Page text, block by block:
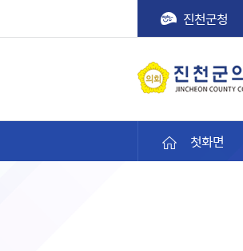
진천군의회
진천군청
첫화면